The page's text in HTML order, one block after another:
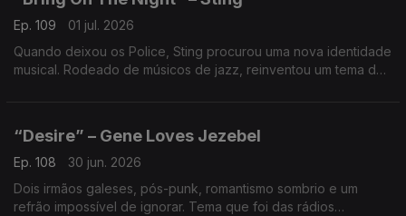
Ep. 109
01 jul. 2026
Quando deixou os Police, Sting procurou uma nova identidade
musical. Rodeado de músicos de jazz, reinventou um tema do
“Desire” – Gene Loves Jezebel
Ep. 108
30 jun. 2026
Dois irmãos galeses, pós-punk, romantismo sombrio e um
refrão impossível de ignorar. Tema que foi das rádios